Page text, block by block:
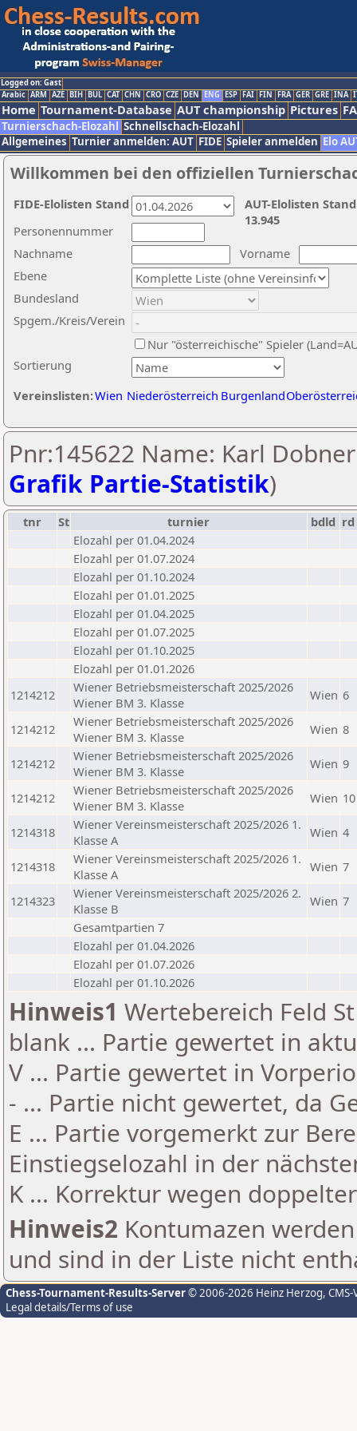
Logged on: Gast
Arabic ARM AZE BIH BUL CAT CHN CRO CZE DEN ENG ESP FAI FIN FRA GER GRE INA
Home Tournament-Database AUT championship Pictures
Turnierschach-Elozahl Schnellschach-Elozahl
Allgemeines Turnier anmelden: AUT FIDE Spieler anmelden Elo
Willkommen bei den offiziellen
Nachname
Vorname
Ebene
Sortierung
Personennummer
Bundesland
Spgem./Kreis/Verein
Nur "österreichische" Spieler
Vereinslisten:Wien Niederösterreich Burgenland
AUT-Elolisten
13.945
FIDE-Elolisten Stand
Pnr:145622 Name: Karl
Grafik Partie-Statistik)
tnr St turnier bdld rd
Elozahl per 01.04.2024
Elozahl per 01.07.2024
Elozahl per 01.10.2024
Elozahl per 01.01.2025
Elozahl per 01.04.2025
Elozahl per 01.07.2025
Elozahl per 01.10.2025
Elozahl per 01.01.2026
1214212
Wiener Betriebsmeisterschaft 2025/2026
Wiener BM 3. Klasse
Wien 6
1214212
Wiener Betriebsmeisterschaft 2025/2026
Wiener BM 3. Klasse
Wien 8
1214212
Wiener Betriebsmeisterschaft 2025/2026
Wiener BM 3. Klasse
Wien 9
1214212
Wiener Betriebsmeisterschaft 2025/2026
Wiener BM 3. Klasse
Wien 10
1214318
Wiener Vereinsmeisterschaft 2025/2026 1.
Klasse A
Wien 4
1214318
Wiener Vereinsmeisterschaft 2025/2026 1.
Klasse A
Wien 7
1214323
Wiener Vereinsmeisterschaft 2025/2026 2.
Klasse B
Wien 7
Gesamtpartien 7
Elozahl per 01.04.2026
Elozahl per 01.07.2026
Elozahl per 01.10.2026
Hinweis1 Wertebereich Feld
blank ... Partie gewertet in
V ... Partie gewertet in
- ... Partie nicht gewertet, da
E ... Partie vorgemerkt zur
Einstiegselozahl in der
K ... Korrektur wegen
Hinweis2 Kontumazen
und sind in der Liste nicht
Chess-Tournament-Results-Server© 2006-2026 Heinz Herzog,
Legal details/Terms of use